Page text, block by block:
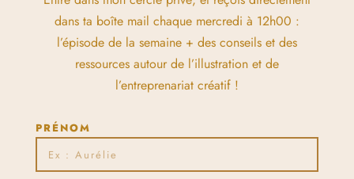
dans ta boîte mail chaque mercredi à 12h00 :
l’épisode de la semaine + des conseils et des
ressources autour de l’illustration et de
l’entreprenariat créatif !
PRÉNOM